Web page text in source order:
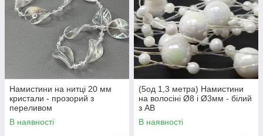
Намистини на нитці 20 мм
кристали - прозорий з
переливом
В наявності
(5од 1,3 метра) Намистини
на волосіні Ø8 і Ø3мм - білий
з АВ
В наявності